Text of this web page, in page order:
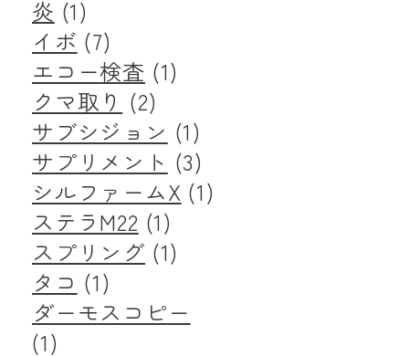
炎 (1)
イボ (7)
エコー検査 (1)
クマ取り (2)
サブシジョン (1)
サプリメント (3)
シルファームX (1)
ステラM22 (1)
スプリング (1)
タコ (1)
ダーモスコピー
(1)